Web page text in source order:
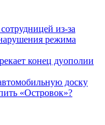
из-за
режима
конец дуополии
доску
«Островок»?